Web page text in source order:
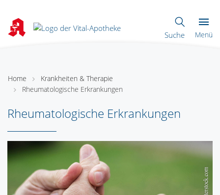
Suche Menü
Home
Krankheiten & Therapie
Rheumatologische Erkrankungen
Rheumatologische Erkrankungen